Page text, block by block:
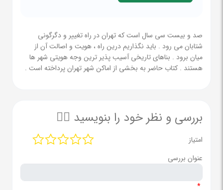
صد و بیست سی سال است که تهران در راه تغییر و دگرگونی
شتابان می رود . باید نگذاریم درین راه ، هویت و اصالت آن از
میان برود . بناهای تاریخی آسیب پذیر ترین وجه هویتی شهر ها
هستند . کتاب حاضر به بخشی از اماکن شهر تهران پرداخته است .
بررسی و نظر خود را بنویسید ✍🏻
امتیاز
عنوان بررسی
*